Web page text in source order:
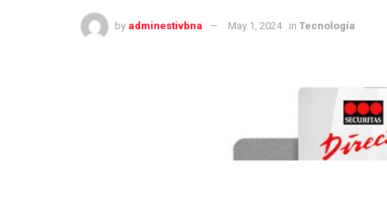
by adminestivbna May 1, 2024 in Tecnología